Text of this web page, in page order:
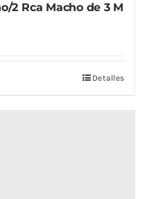
2 Rca Macho de 3 M
Detalles